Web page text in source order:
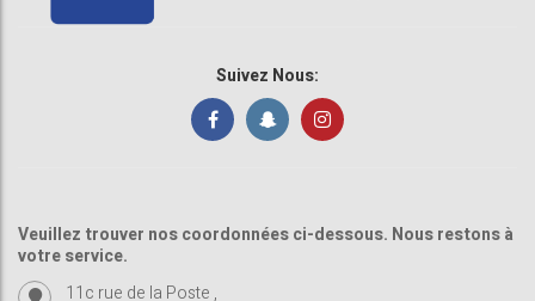
Suivez Nous:
Veuillez trouver nos coordonnées ci-dessous. Nous restons à
votre service.
11c rue de la Poste ,